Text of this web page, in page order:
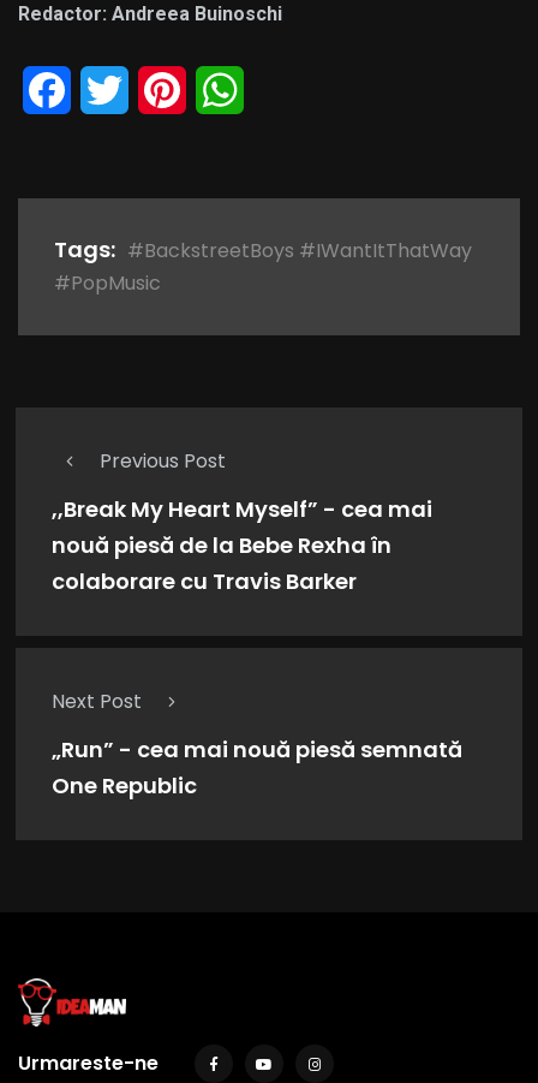
Redactor: Andreea Buinoschi
Facebook
Twitter Pinterest
Tags: #BackstreetBoys #IWantItThatWay
#PopMusic
Previous Post
,,Break My Heart Myself” - cea mai
nouă piesă de la Bebe Rexha în
colaborare cu Travis Barker
Next Post
„Run” - cea mai nouă piesă semnată
One Republic
Urmareste-ne